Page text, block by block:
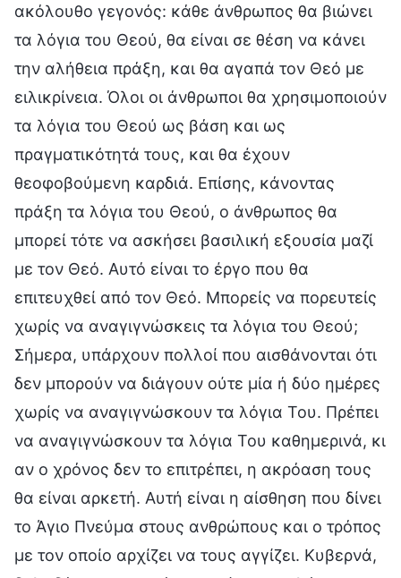
ακόλουθο γεγονός: κάθε άνθρωπος θα βιώνει
τα λόγια του Θεού, θα είναι σε θέση να κάνει
την αλήθεια πράξη, και θα αγαπά τον Θεό με
ειλικρίνεια. Όλοι οι άνθρωποι θα χρησιμοποιούν
τα λόγια του Θεού ως βάση και ως
πραγματικότητά τους, και θα έχουν
θεοφοβούμενη καρδιά. Επίσης, κάνοντας
πράξη τα λόγια του Θεού, ο άνθρωπος θα
μπορεί τότε να ασκήσει βασιλική εξουσία μαζί
με τον Θεό. Αυτό είναι το έργο που θα
επιτευχθεί από τον Θεό. Μπορείς να πορευτείς
χωρίς να αναγιγνώσκεις τα λόγια του Θεού;
Σήμερα, υπάρχουν πολλοί που αισθάνονται ότι
δεν μπορούν να διάγουν ούτε μία ή δύο ημέρες
χωρίς να αναγιγνώσκουν τα λόγια Του. Πρέπει
να αναγιγνώσκουν τα λόγια Του καθημερινά, κι
αν ο χρόνος δεν το επιτρέπει, η ακρόαση τους
θα είναι αρκετή. Αυτή είναι η αίσθηση που δίνει
το Άγιο Πνεύμα στους ανθρώπους και ο τρόπος
με τον οποίο αρχίζει να τους αγγίζει. Κυβερνά,